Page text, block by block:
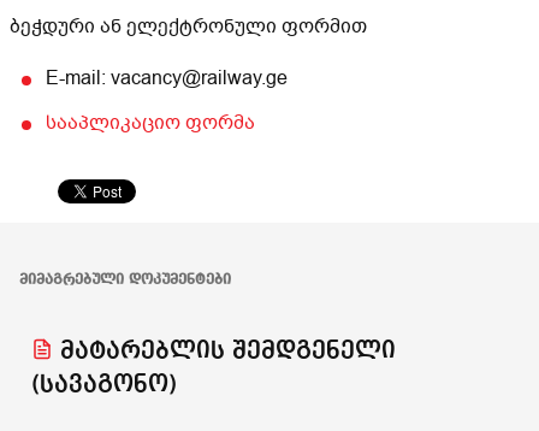
ბეჭდური ან ელექტრონული ფორმით
E-mail: vacancy@railway.ge
სააპლიკაციო ფორმა
ᲛᲘᲛᲐᲒᲠᲔᲑᲣᲚᲘ ᲓᲝᲙᲣᲛᲔᲜᲢᲔᲑᲘ
მატარებლის შემდგენელი
(სავაგონო)